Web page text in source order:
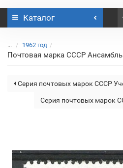
Каталог
... 1962 год
Почтовая марка СССР Ансамбль
Серия почтовых марок СССР
Серия почтовых марок